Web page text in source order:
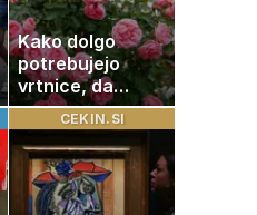
Kako dolgo
potrebujejo
vrtnice, da
zrastejo? Vse o
rasti, cvetenju in
negi vrtnic
CEKIN.SI